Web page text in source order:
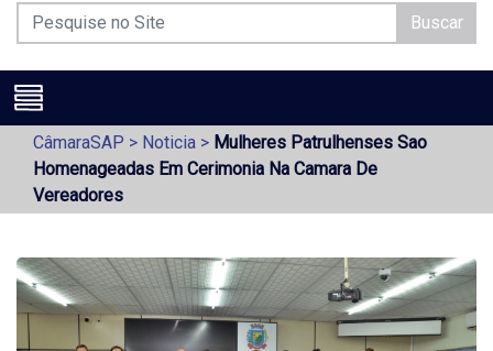
Buscar
CâmaraSAP > Noticia > Mulheres Patrulhenses Sao
Homenageadas Em Cerimonia Na Camara De
Vereadores